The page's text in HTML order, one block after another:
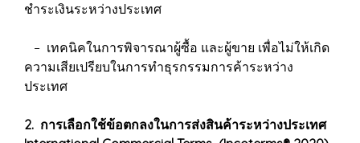
ชำระเงินระหว่างประเทศ
– เทคนิคในการพิจารณาผู้ซื้อ และผู้ขาย เพื่อไม่ให้เกิด
ความเสียเปรียบในการทำธุรกรรมการค้าระหว่าง
ประเทศ
2. การเลือกใช้ข้อตกลงในการส่งสินค้าระหว่างประเทศ